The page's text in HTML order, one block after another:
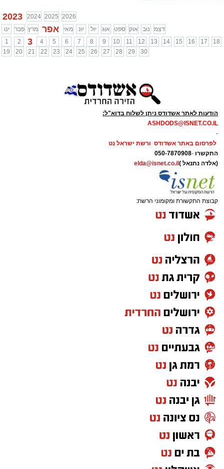
2023 2024 2025 2026
ינו
פבר מרץ אפר מאי יונ יול אוג ספט אוק נוב
דצמ
1
2 3 4 5 6 7 8 9 10 11 12 13 14 15 16 17
18
19
20 21 22 23 24 25 26 27 28 29 30
הודעות לאתר אשדודס ניתן לשלוח בדוא"ל:
ASHDODS@ISNET.CO.IL
-
לפרסום באתר אשדודס ורשת ישראל נט
התקשרו -
050-7870908
(אלדה נתנאל ) elda@isnet.co.il
קבוצת התקשורת ומקומוני הרשת: